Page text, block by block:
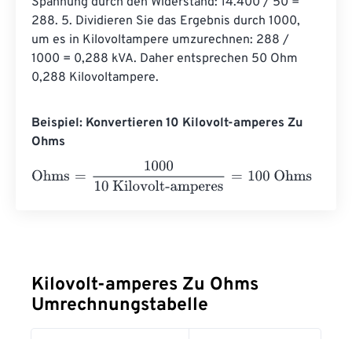
288. 5. Dividieren Sie das Ergebnis durch 1000,
um es in Kilovoltampere umzurechnen: 288 /
1000 = 0,288 kVA. Daher entsprechen 50 Ohm
0,288 Kilovoltampere.
Beispiel: Konvertieren 10 Kilovolt-amperes Zu
Ohms
Ohms
10 Kilovolt-amperes Ohms
Kilovolt-amperes Zu Ohms
Umrechnungstabelle